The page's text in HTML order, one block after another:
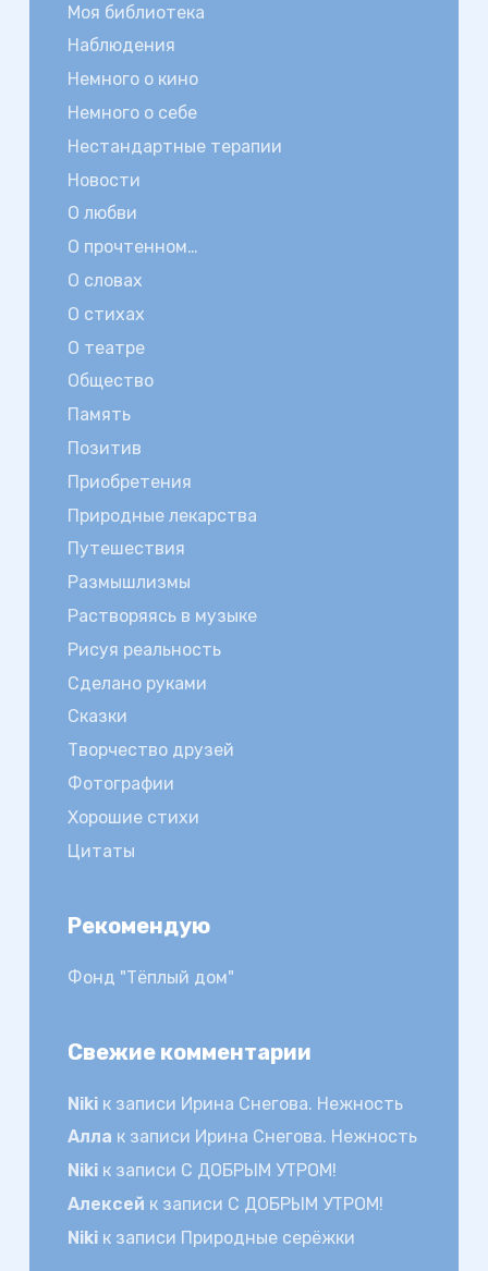
Моя библиотека
Наблюдения
Немного о кино
Немного о себе
Нестандартные терапии
Новости
О любви
О прочтенном…
О словах
О стихах
О театре
Общество
Память
Позитив
Приобретения
Природные лекарства
Путешествия
Размышлизмы
Растворяясь в музыке
Рисуя реальность
Сделано руками
Сказки
Творчество друзей
Фотографии
Хорошие стихи
Цитаты
Рекомендую
Фонд "Тёплый дом"
Свежие комментарии
Nikiк записи Ирина Снегова. Нежность
Алла к записи Ирина Снегова. Нежность
Nikiк записи С ДОБРЫМ УТРОМ!
Алексей к записи С ДОБРЫМ УТРОМ!
Nikiк записи Природные серёжки